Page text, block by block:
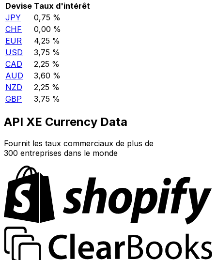
Devise Taux d'intérêt
JPY
0,75 %
CHF
0,00 %
EUR
4,25 %
USD
3,75 %
CAD
2,25 %
AUD
3,60 %
NZD
2,25 %
GBP
3,75 %
API XE Currency Data
Fournit les taux commerciaux de plus de
300 entreprises dans le monde